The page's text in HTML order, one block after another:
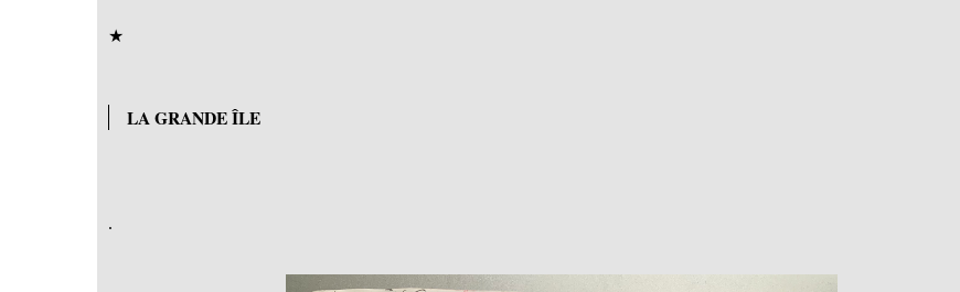
★
LA GRANDE ÎLE
.